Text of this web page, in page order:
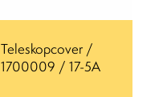
Teleskopcover /
1700009 / 17-5A